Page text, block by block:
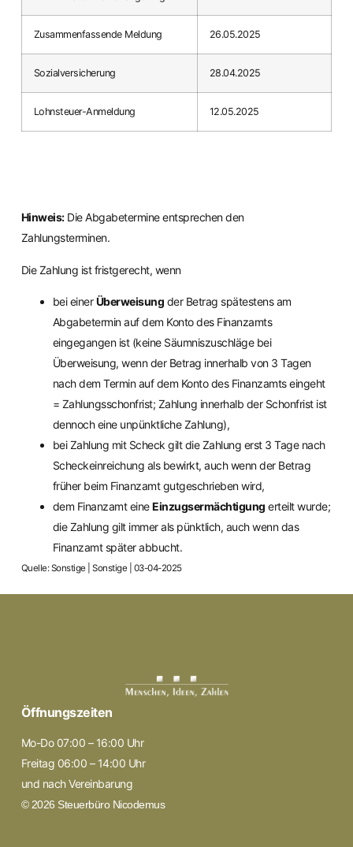
Zusammenfassende Meldung 26.05.2025
Sozialversicherung 28.04.2025
Lohnsteuer-Anmeldung 12.05.2025
Hinweis:Die Abgabetermine entsprechen den
Zahlungsterminen.
Die Zahlung ist fristgerecht, wenn
bei einerÜberweisung der Betrag spätestens am
Abgabetermin auf dem Konto des Finanzamts
eingegangen ist (keine Säumniszuschläge bei
Überweisung, wenn der Betrag innerhalb von 3 Tagen
nach dem Termin auf dem Konto des Finanzamts eingeht
= Zahlungsschonfrist; Zahlung innerhalb der Schonfrist ist
dennoch eine unpünktliche Zahlung),
bei Zahlung mit Scheck gilt die Zahlung erst 3 Tage nach
Scheckeinreichung als bewirkt, auch wenn der Betrag
früher beim Finanzamt gutgeschrieben wird,
dem Finanzamt eineEinzugsermächtigung erteilt wurde;
die Zahlung gilt immer als pünktlich, auch wenn das
Finanzamt später abbucht.
Quelle: Sonstige | Sonstige | 03-04-2025
Öffnungszeiten
Mo-Do 07:00 – 16:00 Uhr
Freitag 06:00 – 14:00 Uhr
und nach Vereinbarung
© 2026 Steuerbüro Nicodemus